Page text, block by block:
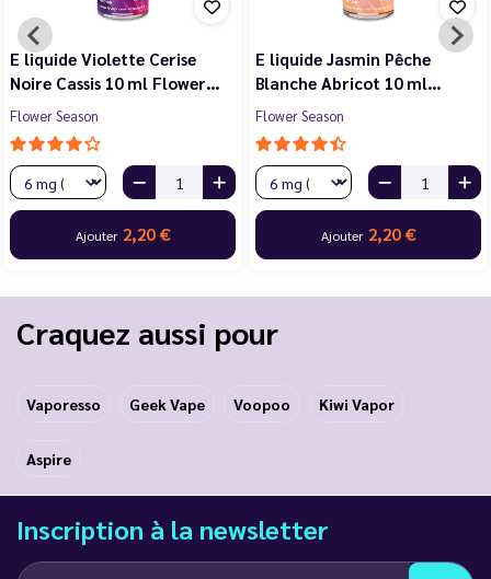
E liquide Violette Cerise
Noire Cassis 10 ml Flower…
Flower Season
Ajouter 2,20 €
E liquide Jasmin Pêche
Blanche Abricot 10 ml…
Flower Season
Ajouter 2,20 €
Craquez aussi pour
Vaporesso Geek Vape Voopoo Kiwi Vapor
Aspire
Inscription à la newsletter